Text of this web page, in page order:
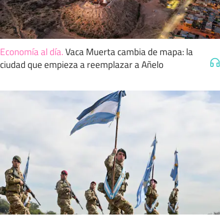
Economía al día.Vaca Muerta cambia de mapa: la
ciudad que empieza a reemplazar a Añelo